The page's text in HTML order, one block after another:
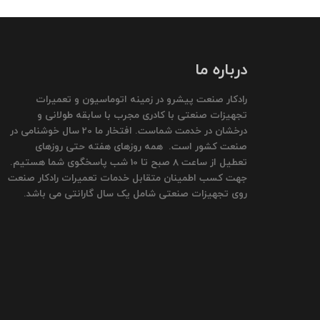
درباره ما
رادکار صنعت پیشرو در زمینه اتوماسیون و تعمیرات
تجهیزات صنعتی با کادری مجرب با سابقه طولانی و
درخشان در خدمت شماست. افتخار ما 20 سال خوشنامی در
صنعت کشور است. همه روزهای هفته حتی روزهای
تعطیل از ساعت 8 صبح تا 10 شب پاسخگوی شما هستیم.
جهت کسب اطمینان متقابل خدمات تعمیرات رادکار صنعت
روی تجهیزات صنعتی شامل یک سال گارانتی می باشد.